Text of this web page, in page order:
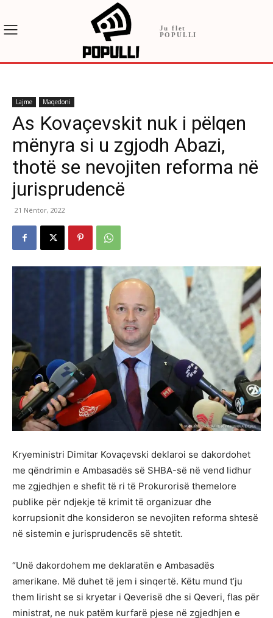
Ju flet
POPULLI
Lajme Maqedoni
As Kovaçevskit nuk i pëlqen
mënyra si u zgjodh Abazi,
thotë se nevojiten reforma në
jurisprudencë
21 Nëntor, 2022
Kryeministri Dimitar Kovaçevski deklaroi se dakordohet
me qëndrimin e Ambasadës së SHBA-së në vend lidhur
me zgjedhjen e shefit të ri të Prokurorisë themelore
publike për ndjekje të krimit të organizuar dhe
korrupsionit dhe konsideron se nevojiten reforma shtesë
në sistemin e jurisprudencës së shtetit.
“Unë dakordohem me deklaratën e Ambasadës
amerikane. Më duhet të jem i sinqertë. Këtu mund t’ju
them lirisht se si kryetar i Qeverisë dhe si Qeveri, flas për
ministrat, ne nuk patëm kurfarë pjese në zgjedhjen e